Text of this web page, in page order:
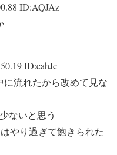
ID:AQJAz
ID:eahJc
流れたから改めて見な
ないと思う
やり過ぎて飽きられた